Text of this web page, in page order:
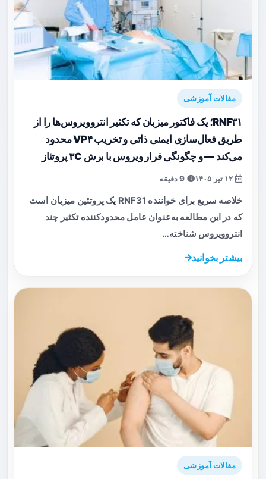
مقالات آموزشی
RNF۳۱؛ یک فاکتور میزبان که تکثیر انتروویروس‌ها را از
طریق فعال‌سازی ایمنی ذاتی و تخریب VP۴ محدود
می‌کند — و چگونگی فرار ویروس با برش ۳C پروتئاز
خلاصه سریع برای خواننده RNF31 یک پروتئین میزبان است
که در این مطالعه به‌عنوان عامل محدودکننده تکثیر چند
انتروویروس شناخته…
بیشتر بخوانید
مقالات آموزشی